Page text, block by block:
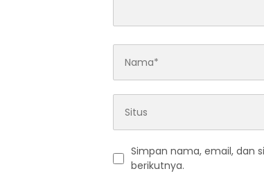
Simpan nama, email, dan
berikutnya.